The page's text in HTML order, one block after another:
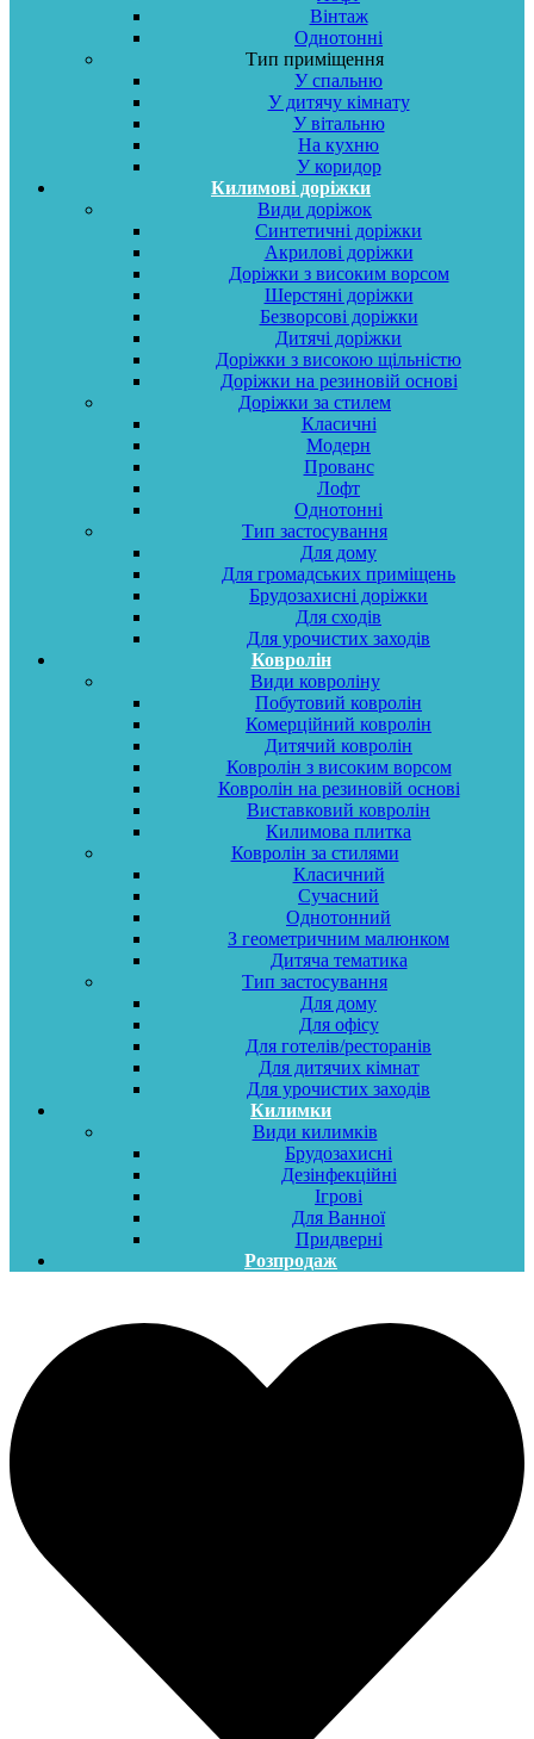
Вінтаж
Однотонні
Тип приміщення
У спальню
У дитячу кімнату
У вітальню
На кухню
У коридор
Килимові доріжки
Види доріжок
Синтетичні доріжки
Акрилові доріжки
Доріжки з високим ворсом
Шерстяні доріжки
Безворсові доріжки
Дитячі доріжки
Доріжки з високою щільністю
Доріжки на резиновій основі
Доріжки за стилем
Класичні
Модерн
Прованс
Лофт
Однотонні
Тип застосування
Для дому
Для громадських приміщень
Брудозахисні доріжки
Для сходів
Для урочистих заходів
Ковролін
Види ковроліну
Побутовий ковролін
Комерційний ковролін
Дитячий ковролін
Ковролін з високим ворсом
Ковролін на резиновій основі
Виставковий ковролін
Килимова плитка
Ковролін за стилями
Класичний
Сучасний
Однотонний
З геометричним малюнком
Дитяча тематика
Тип застосування
Для дому
Для офісу
Для готелів/ресторанів
Для дитячих кімнат
Для урочистих заходів
Килимки
Види килимків
Брудозахисні
Дезінфекційні
Ігрові
Для Ванної
Придверні
Розпродаж